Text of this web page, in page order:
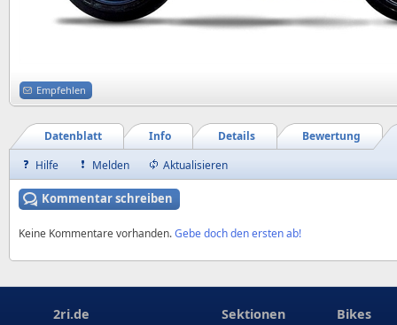
Empfehlen
Bewertung
Details
Info
Datenblatt
Hilfe
Melden Aktualisieren
Kommentar schreiben
Keine Kommentare vorhanden.Gebe doch den ersten ab!
2ri.de Sektionen Bikes